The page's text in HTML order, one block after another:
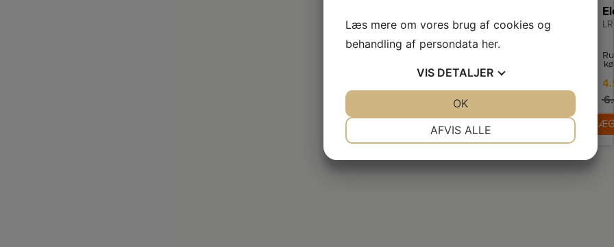
Læs mere om vores brug af cookies og
behandling af persondata her.
VIS DETALJER
AFVIS ALLE
OK